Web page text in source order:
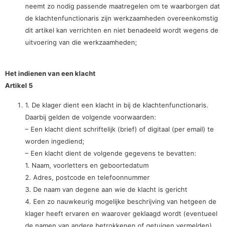
neemt zo nodig passende maatregelen om te waarborgen dat
de klachtenfunctionaris zijn werkzaamheden overeenkomstig
dit artikel kan verrichten en niet benadeeld wordt wegens de
uitvoering van die werkzaamheden;
Het indienen van een klacht
Artikel 5
1. De klager dient een klacht in bij de klachtenfunctionaris.
Daarbij gelden de volgende voorwaarden:
– Een klacht dient schriftelijk (brief) of digitaal (per email) te
worden ingediend;
– Een klacht dient de volgende gegevens te bevatten:
1. Naam, voorletters en geboortedatum
2. Adres, postcode en telefoonnummer
3. De naam van degene aan wie de klacht is gericht
4. Een zo nauwkeurig mogelijke beschrijving van hetgeen de
klager heeft ervaren en waarover geklaagd wordt (eventueel
de namen van andere betrokkenen of getuigen vermelden).